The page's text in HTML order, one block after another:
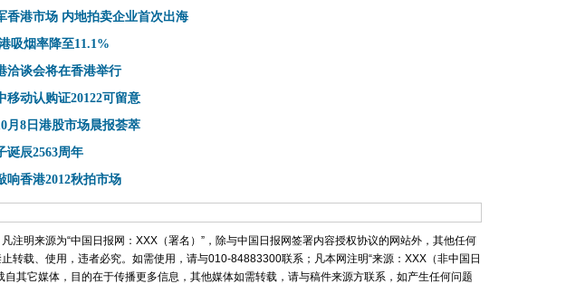
香港市场 内地拍卖企业首次出海
吸烟率降至11.1%
洽谈会将在香港举行
移动认购证20122可留意
月8日港股市场晨报荟萃
诞辰2563周年
响香港2012秋拍市场
注明来源为“中国日报网：XXX（署名）”，除与中国日报网签署内容授权协议的网站外，其他任何
转载、使用，违者必究。如需使用，请与010-84883300联系；凡本网注明“来源：XXX（非中国日
自其它媒体，目的在于传播更多信息，其他媒体如需转载，请与稿件来源方联系，如产生任何问题